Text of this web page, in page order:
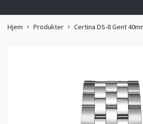
Hjem Produkter Certina DS-8 Gent